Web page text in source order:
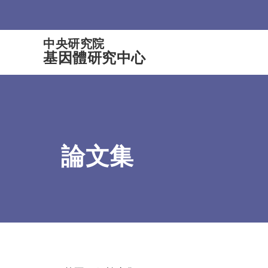
中央研究院
基因體研究中心
論文集